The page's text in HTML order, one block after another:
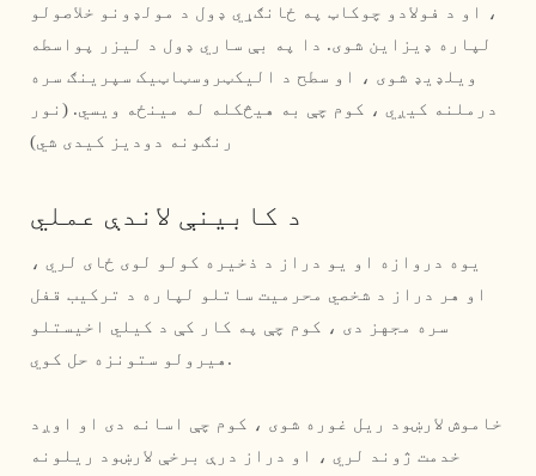
، او د فولادو چوکاټ په ځانګړي ډول د مولډونو خلاصولو
لپاره ډیزاین شوی. دا په بې ساري ډول د لیزر پواسطه
ویلډیډ شوی ، او سطح د الیکټروسټاټیک سپرینګ سره
درملنه کیږي ، کوم چې به هیڅکله له مینځه ویسي. (نور
رنګونه دودیز کیدی شي)
د کابینې لاندې عملي
یوه دروازه او یو دراز د ذخیره کولو لوی ځای لري ،
او هر دراز د شخصي محرمیت ساتلو لپاره د ترکیب قفل
سره مجهز دی ، کوم چې په کار کې د کیلي اخیستلو
هیرولو ستونزه حل کوي.
خاموش لارښود ریل غوره شوی ، کوم چې اسانه دی او اوږد
خدمت ژوند لري ، او دراز درې برخې لارښود ریلونه